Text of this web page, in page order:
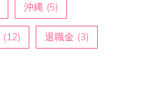
沖縄 (5)
(12) 退職金 (3)